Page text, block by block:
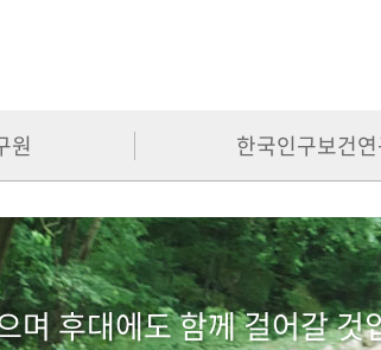
원 한국인구보건
며 후대에도 함께 걸어갈 것